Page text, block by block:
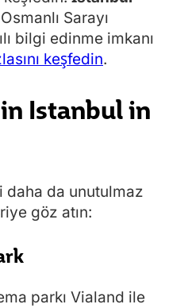
Sarayı
bilgi edinme imkanı
keşfedin.
Istanbul in
da unutulmaz
göz atın:
parkı Vialand ile